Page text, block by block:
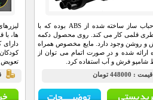
تفنگ حباب ساز ساخته شده از ABS بوده که با
قلمی کار می کند. روی محصول دکمه
و روشن وجود دارد. مایع مخصوص همراه
ارائه شده و در صورت اتمام می توان از
شامپو فرش و آب استفاده کرد.
قيمت : 448000 تومان
تعویض